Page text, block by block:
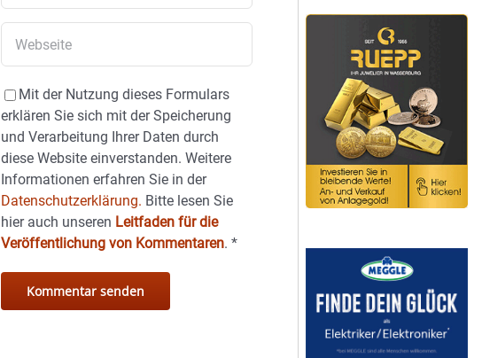
Mit der Nutzung dieses Formulars
erklären Sie sich mit der Speicherung
und Verarbeitung Ihrer Daten durch
diese Website einverstanden. Weitere
Informationen erfahren Sie in der
Datenschutzerklärung. Bitte lesen Sie
hier auch unseren Leitfaden für die
Veröffentlichung von Kommentaren.*